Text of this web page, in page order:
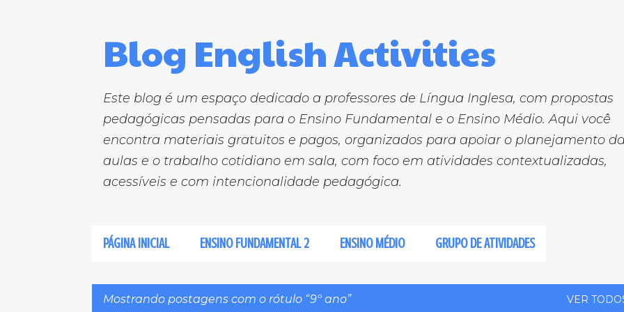
Blog English Activities
Este blog é um espaço dedicado a professores de Língua Inglesa, com propostas
pedagógicas pensadas para o Ensino Fundamental e o Ensino Médio. Aqui você
encontra materiais gratuitos e pagos, organizados para apoiar o planejamento
aulas e o trabalho cotidiano em sala, com foco em atividades contextualizadas,
acessíveis e com intencionalidade pedagógica.
PÁGINA INICIAL ENSINO FUNDAMENTAL 2 ENSINO MÉDIO GRUPO DE ATIVIDADES
Mostrando postagens com o rótulo 9º ano VER